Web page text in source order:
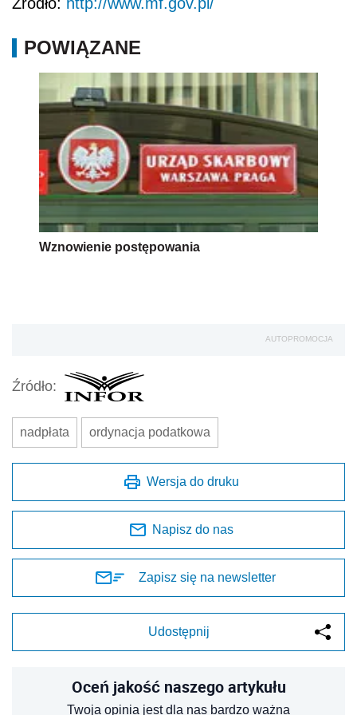
POWIĄZANE
Wznowienie postępowania
AUTOPROMOCJA
Źródło:
nadpłata ordynacja podatkowa
Wersja do druku
Napisz do nas
Zapisz się na newsletter
Udostępnij
Oceń jakość naszego artykułu
Twoja opinia jest dla nas bardzo ważna